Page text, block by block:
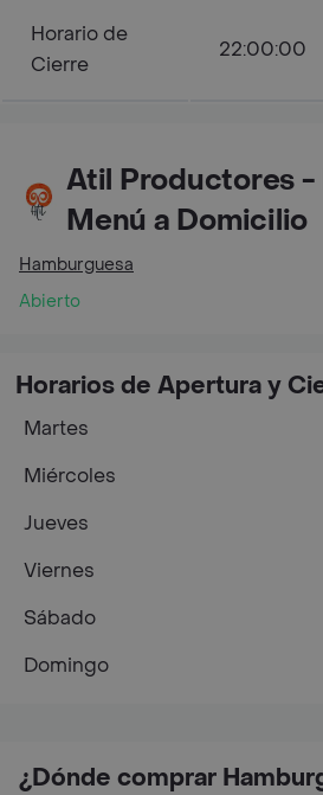
Horario de
Cierre
22:00:00
Atil Productores -
Menú a Domicilio
Hamburguesa
Abierto
¿Dónde comprar
Horarios de Apertura y
Martes
Miércoles
Jueves
Viernes
Sábado
Domingo